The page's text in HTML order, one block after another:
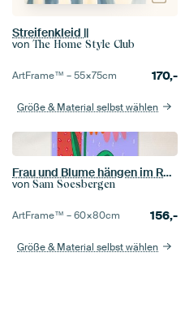
Streifenkleid ||
von The Home Style Club
ArtFrame™ –55×75cm 170,-
Größe & Material selbst wählen
Frau und Blume hängen im Regen
von Sam Soesbergen
ArtFrame™ –60×80cm 156,-
Größe & Material selbst wählen